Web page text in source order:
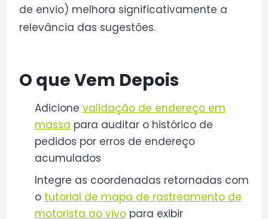
de envio) melhora significativamente a
relevância das sugestões.
O que Vem Depois
Adicione validação de endereço em
massa para auditar o histórico de
pedidos por erros de endereço
acumulados
Integre as coordenadas retornadas com
o tutorial de mapa de rastreamento de
motorista ao vivopara exibir